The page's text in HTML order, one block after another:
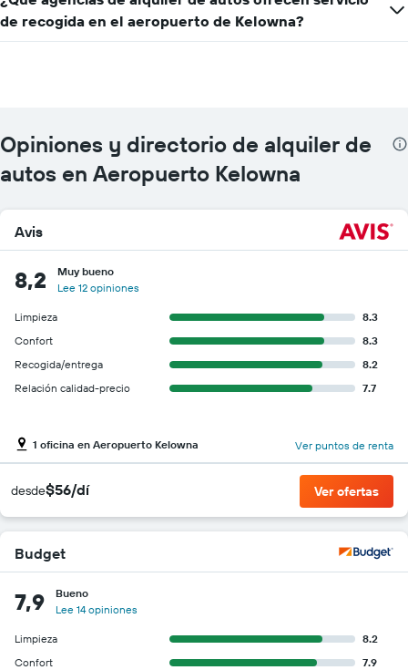
de recogida en el aeropuerto de Kelowna?
Opiniones y directorio de alquiler de
autos en Aeropuerto Kelowna
Avis
8,2
Muy bueno
Lee 12 opiniones
Limpieza
8.3
Confort
8.3
Recogida/entrega
8.2
Relación calidad-precio
7.7
1 oficina en Aeropuerto Kelowna Ver puntos de renta
desde$56/dí Ver ofertas
Budget
7,9
Bueno
Lee 14 opiniones
Limpieza
8.2
Confort
7.9